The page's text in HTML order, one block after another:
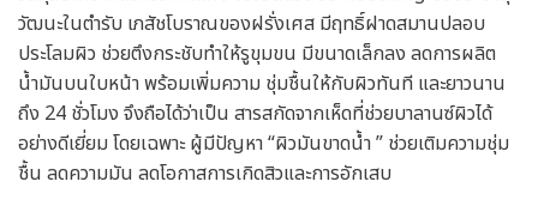
วัฒนะในตำรับ เภสัชโบราณของฝรั่งเศส มีฤทธิ์ฝาดสมานปลอบ
ประโลมผิว ช่วยตึงกระชับทำให้รูขุมขน มีขนาดเล็กลง ลดการผลิต
น้ำมันบนใบหน้า พร้อมเพิ่มความ ชุ่มชื้นให้กับผิวทันที และยาวนาน
ถึง 24 ชั่วโมง จึงถือได้ว่าเป็น สารสกัดจากเห็ดที่ช่วยบาลานซ์ผิวได้
อย่างดีเยี่ยม โดยเฉพาะ ผู้มีปัญหา “ผิวมันขาดน้ำ ” ช่วยเติมความชุ่ม
ชื้น ลดความมัน ลดโอกาสการเกิดสิวและการอักเสบ